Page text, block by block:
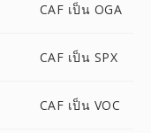
CAF เป็น OGA
CAF เป็น SPX
CAF เป็น VOC